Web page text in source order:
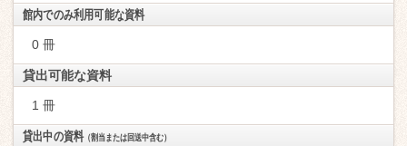
館内でのみ利用可能な資料
0 冊
貸出可能な資料
1 冊
貸出中の資料（割当または回送中含む）